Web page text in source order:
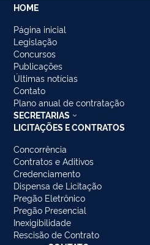
HOME
Página inicial
Legislação
Concursos
Publicações
Últimas notícias
Contato
Plano anual de contratação
SECRETARIAS
LICITAÇÕES E CONTRATOS
Concorrência
Contratos e Aditivos
Credenciamento
Dispensa de Licitação
Pregão Eletrônico
Pregão Presencial
Inexigibilidade
Rescisão de Contrato